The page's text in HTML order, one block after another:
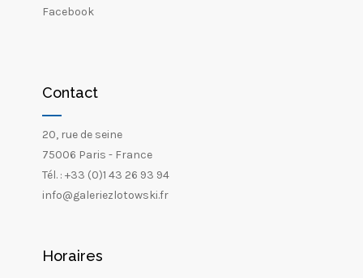
Facebook
Contact
20, rue de seine
75006 Paris - France
Tél. : +33 (0)1 43 26 93 94
info@galeriezlotowski.fr
Horaires